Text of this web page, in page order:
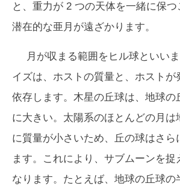
と、重力が 2 つの天体を一緒に保つ
潜在的な亜月が遠ざかります。
月が収まる範囲をヒル球といい
イズは、ホストの質量と、ホストが
依存します。木星の丘球は、地球の
に大きい。太陽系のほとんどの月は
に質量が小さいため、丘の球はさら
ます。これにより、サブムーンを捉
なります。たとえば、地球の丘球の